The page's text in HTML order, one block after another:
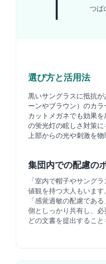
つば
選び方と活用法
黒いサングラスに抵抗
ーンやブラウン）のカ
カットメガネでも効果
の蛍光灯の眩しさ対策
上部からの光や刺激を
集団内での配慮の
「室内で帽子やサング
値観を持つ大人もいます
「感覚過敏の配慮であ
側としっかり共有し、
どの文書を提出すること